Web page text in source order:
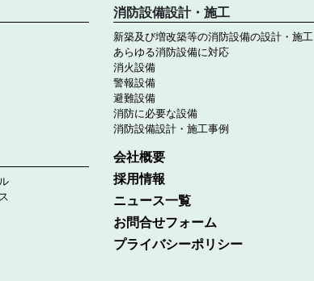
消防設備設計・施工
新築及び増改築等の消防設備の設計・施工
あらゆる消防設備に対応
消火設備
警報設備
避難設備
消防に必要な設備
消防設備設計・施工事例
会社概要
採用情報
ニュース一覧
お問合せフォーム
プライバシーポリシー